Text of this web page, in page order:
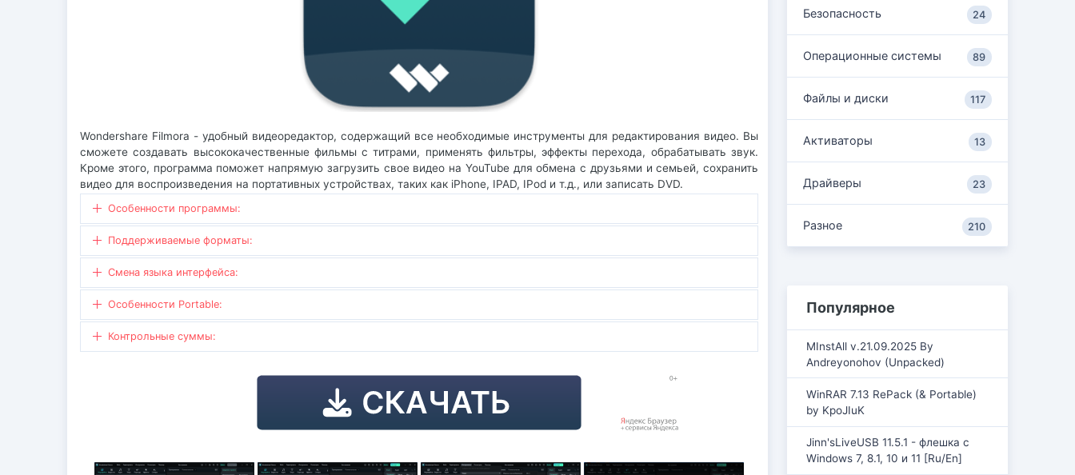
Wondershare Filmora - удобный видеоредактор, содержащий все необходимые инструменты для редактирования видео. Вы
сможете создавать высококачественные фильмы с титрами, применять фильтры, эффекты перехода, обрабатывать звук.
Кроме этого, программа поможет напрямую загрузить свое видео на YouTube для обмена с друзьями и семьей, сохранить
видео для воспроизведения на портативных устройствах, таких как iPhone, IPAD, IPod и т.д., или записать DVD.
Особенности программы:
Поддерживаемые форматы:
Смена языка интерфейса:
Особенности Portable:
Контрольные суммы:
Безопасность 24
Операционные системы 89
Файлы и диски 117
Активаторы 13
Драйверы 23
Разное 210
Популярное
MInstAll v.21.09.2025 By
Andreyonohov (Unpacked)
WinRAR 7.13 RePack (& Portable)
by KpoJIuK
Jinn'sLiveUSB 11.5.1 - флешка с
Windows 7, 8.1, 10 и 11 [Ru/En]